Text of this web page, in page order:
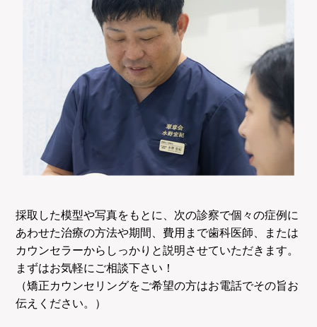
採取した模型や写真をもとに、次の診察で個々の症例に
あわせた治療の方法や期間、費用まで歯科医師、または
カウンセラーからしっかりと説明させていただきます。
まずはお気軽にご相談下さい！
（矯正カウンセリングをご希望の方はお電話でその旨お
伝えください。）